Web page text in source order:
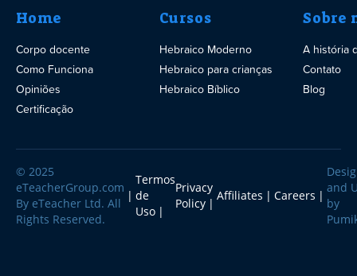
Home
Corpo docente
Como Funciona
Opiniões
Certificação
Cursos
Hebraico Moderno
Hebraico para crianças
Hebraico Bíblico
Sobre
A história
Contato
Blog
© 2025
eTeacherGroup.com
By eTeacher Ltd. All
Rights Reserved.
Termos
de
Uso
Privacy
Policy
Affiliates Careers
and
by